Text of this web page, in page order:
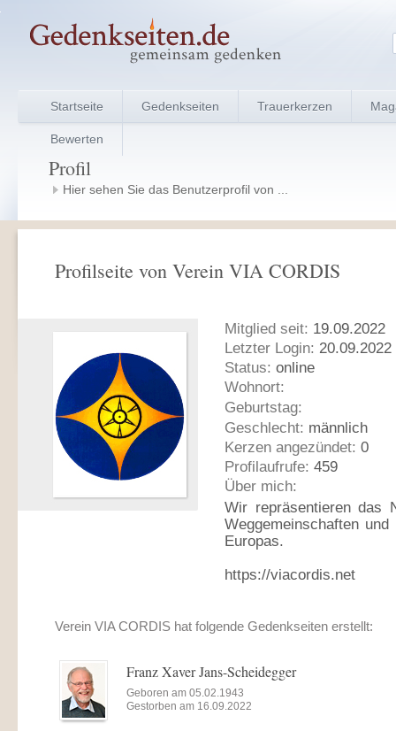
Startseite Gedenkseiten Trauerkerzen
Bewerten
Profil
Hier sehen Sie das Benutzerprofil von ...
Profilseite von Verein VIA CORDIS
Mitglied seit: 19.09.2022
Letzter Login:
Status: online
Wohnort:
Geburtstag:
Geschlecht: männlich
Kerzen angezündet: 0
Profilaufrufe: 459
Über mich:
Wir repräsentieren das
Weggemeinschaften
Europas.
https://viacordis.net
Verein VIA CORDIS hat folgende Gedenkseiten erstellt:
Franz Xaver Jans-Scheidegger
Geboren am 05.02.1943
Gestorben am 16.09.2022